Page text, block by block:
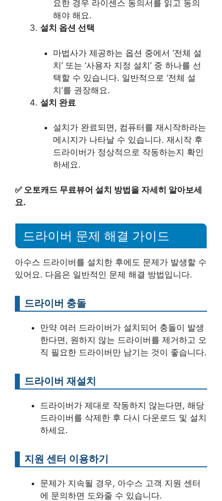
요한 경우 라이센스 동의서를 읽고 동의
해야 해요.
설치 옵션 선택
마법사가 제공하는 옵션 중에서 ‘전체 설
치’ 또는 ‘사용자 지정 설치’ 중 하나를 선
택할 수 있습니다. 일반적으로 ‘전체 설
치’를 권장해요.
설치 완료
설치가 완료되면, 컴퓨터를 재시작하라는
메시지가 나타날 수 있습니다. 재시작 후
드라이버가 정상적으로 작동하는지 확인
하세요.
✅ 오토캐드 무료뷰어 설치 방법을 자세히 알아보세
요.
드라이버 문제 해결 가이드
아수스 드라이버를 설치한 후에도 문제가 발생할 수
있어요. 다음은 일반적인 문제 해결 방법입니다.
드라이버 충돌
만약 여러 드라이버가 설치되어 충돌이 발생
한다면, 원하지 않는 드라이버를 제거하고 오
직 필요한 드라이버만 남기는 것이 좋습니다.
드라이버 재설치
드라이버가 제대로 작동하지 않는다면, 해당
드라이버를 삭제한 후 다시 다운로드 및 설치
하세요.
지원 센터 이용하기
문제가 지속될 경우, 아수스 고객 지원 센터
에 문의하면 도와줄 수 있습니다.